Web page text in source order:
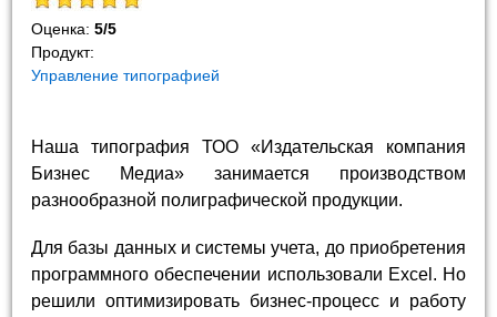
Оценка:5/5
Продукт:
Управление типографией
Наша типография ТОО «Издательская компания
Бизнес Медиа» занимается производством
разнообразной полиграфической продукции.
Для базы данных и системы учета, до приобретения
программного обеспечении использовали Excel. Но
решили оптимизировать бизнес-процесс и работу